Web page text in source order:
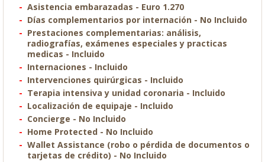
Asistencia embarazadas - Euro 1.270
Días complementarios por internación - No Incluido
Prestaciones complementarias: análisis,
radiografías, exámenes especiales y practicas
medicas - Incluido
Internaciones - Incluido
Intervenciones quirúrgicas - Incluido
Terapia intensiva y unidad coronaria - Incluido
Localización de equipaje - Incluido
Concierge - No Incluido
Home Protected - No Incluido
Wallet Assistance (robo o pérdida de documentos o
tarjetas de crédito) - No Incluido